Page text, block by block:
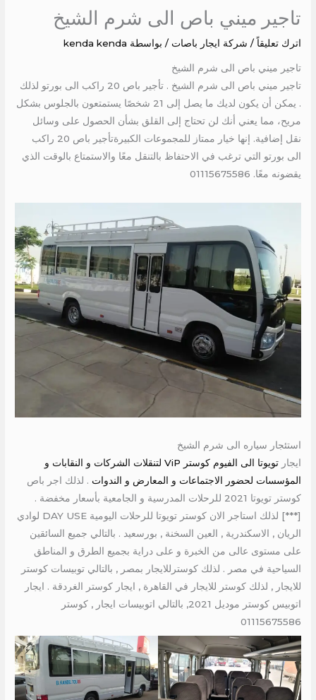
تاجير ميني باص الى شرم الشيخ
اترك تعليقاً / شركة ايجار باصات / بواسطة kenda kenda
تاجير ميني باص الى شرم الشيخ
تاجير ميني باص الى شرم الشيخ . تأجير باص 20 راكب الى بورتو لذلك
. يمكن أن يكون لديك ما يصل إلى 21 شخصًا يستمتعون بالجلوس بشكل
مريح، مما يعني أنك لن تحتاج إلى القلق بشأن الحصول على وسائل
نقل إضافية. إنها خيار ممتاز للمجموعات الكبيرةتأجير باص 20 راكب
الى بورتو التي ترغب في الاحتفاظ بالتنقل معًا والاستمتاع بالوقت الذي
يقضونه معًا. 01115675586
استئجار سياره الى شرم الشيخ
ايجار
تويوتا الى الفيوم كوستر ViP لتنقلات الشركات و النقابات و
المؤسسات لحضور الاجتماعات و المعارض و الندوات . لذلك اجر باص
كوستر تويوتا 2021 للرحلات المدرسية و الجامعية بأسعار مخفضة .
[***] لذلك استاجر الان كوستر تويوتا للرحلات اليومية DAY USE لوادي
الريان , الاسكندرية , العين السخنة , بورسعيد . بالتالي جميع السائقين
على مستوى عالى من الخبرة و على دراية بجميع الطرق و المناطق
السياحية في مصر . لذلك كوسترللايجار بمصر , بالتالي توبيسات كوستر
للايجار , لذلك كوستر للايجار في القاهرة , ايجار كوستر الغردقة . ايجار
اتوبيس كوستر موديل 2021, بالتالي اتوبيسات ايجار , كوستر
01115675586